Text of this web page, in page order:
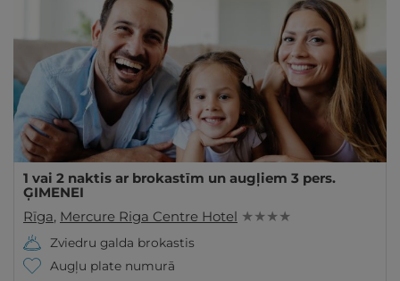
1 vai 2 naktis ar brokastīm un augļiem 3 pers.
ĢIMENEI
Rīga, Mercure Riga Centre Hotel ★ ★ ★ ★
Zviedru galda brokastis
Augļu plate numurā